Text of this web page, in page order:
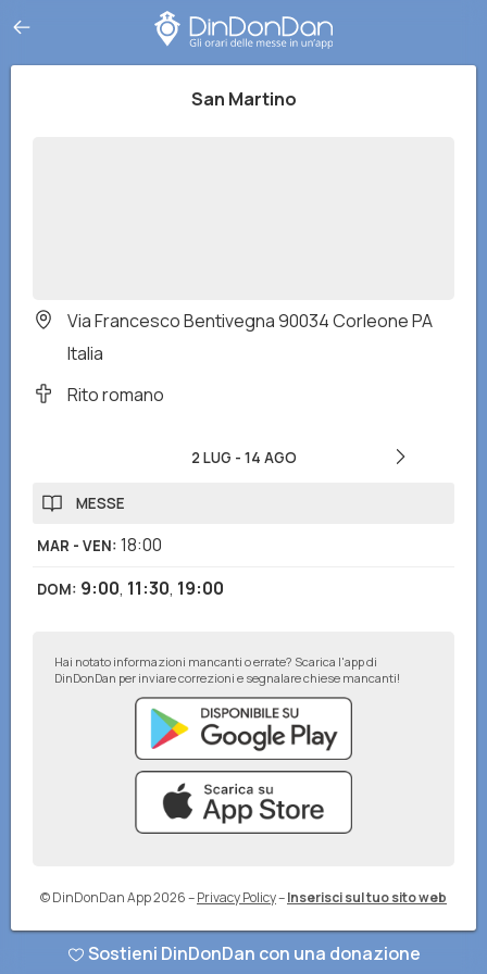
San Martino
Via Francesco Bentivegna 90034 Corleone PA
Italia
Rito romano
2 LUG - 14 AGO
MESSE
MAR - VEN: 18:00
DOM: 9:00, 11:30, 19:00
Hai notato informazioni mancanti o errate? Scarica l'app di
DinDonDan per inviare correzioni e segnalare chiese mancanti!
© DinDonDan App 2026–Privacy Policy–Inserisci sul tuo sito web
Sostieni DinDonDan con una donazione